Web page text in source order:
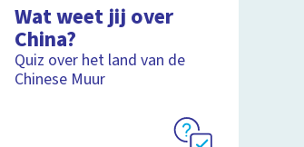
Wat weet jij over
China?
Quiz over het land van de
Chinese Muur